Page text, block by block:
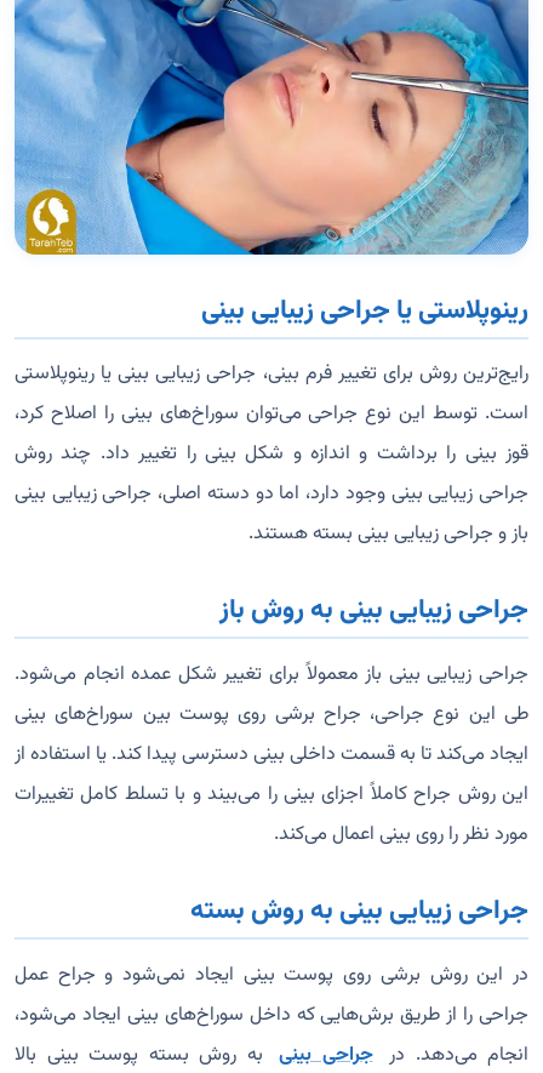
رینوپلاستی یا جراحی زیبایی بینی
رایج‌ترین روش برای تغییر فرم بینی، جراحی زیبایی بینی یا رینوپلاستی
است. توسط این نوع جراحی می‌توان سوراخ‌های بینی را اصلاح کرد،
قوز بینی را برداشت و اندازه و شکل بینی را تغییر داد. چند روش
جراحی زیبایی بینی وجود دارد، اما دو دسته اصلی، جراحی زیبایی بینی
باز و جراحی زیبایی بینی بسته هستند.
جراحی زیبایی بینی به روش باز
جراحی زیبایی بینی باز معمولاً برای تغییر شکل عمده انجام می‌شود.
طی این نوع جراحی، جراح برشی روی پوست بین سوراخ‌های بینی
ایجاد می‌کند تا به قسمت داخلی بینی دسترسی پیدا کند. یا استفاده از
این روش جراح کاملاً اجزای بینی را می‌بیند و با تسلط کامل تغییرات
مورد نظر را روی بینی اعمال می‌کند.
جراحی زیبایی بینی به روش بسته
در این روش برشی روی پوست بینی ایجاد نمی‌شود و جراح عمل
جراحی را از طریق برش‌هایی که داخل سوراخ‌های بینی ایجاد می‌شود،
انجام می‌دهد. در جراحی بینی به روش بسته پوست بینی بالا